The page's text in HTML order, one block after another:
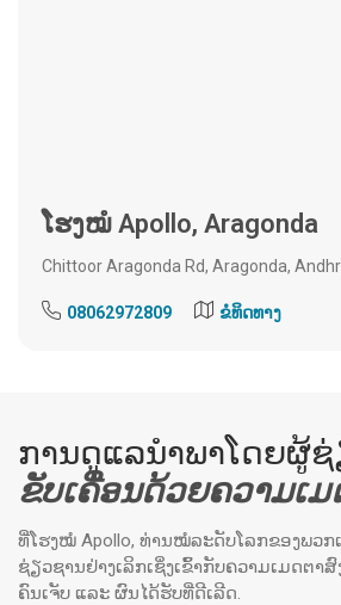
ໂຮງໝໍ Apollo, Aragonda
Chittoor Aragonda Rd, Aragonda,
08062972809 ຂໍທິດທາງ
ການດູແລນຳພາໂດຍຜູ້
ຂັບເຄື່ອນດ້ວຍຄວາມເ
ທີ່ໂຮງໝໍ Apollo, ທ່ານໝໍລະດັບໂລກຂອງພວກ
ຊ່ຽວຊານຢ່າງເລິກເຊິ່ງເຂົ້າກັບຄວາມເມດຕາ
ຄົນເຈັບ ແລະ ຜົນໄດ້ຮັບທີ່ດີເລີດ.